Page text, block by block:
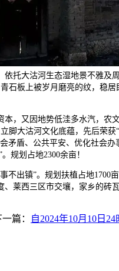
依托大沽河生态湿地景不雅及
石板上被岁月磨亮的纹，稳
又因地势低洼多水汽，农文
脚大沽河文化底蕴，先后荣
矛盾、公共平安、优化社会办
规划占地2300余亩！
出镇”。规划扶植占地1700亩
莱西三区市交壤，家乡的砖
篇： 自2024年10月10日24